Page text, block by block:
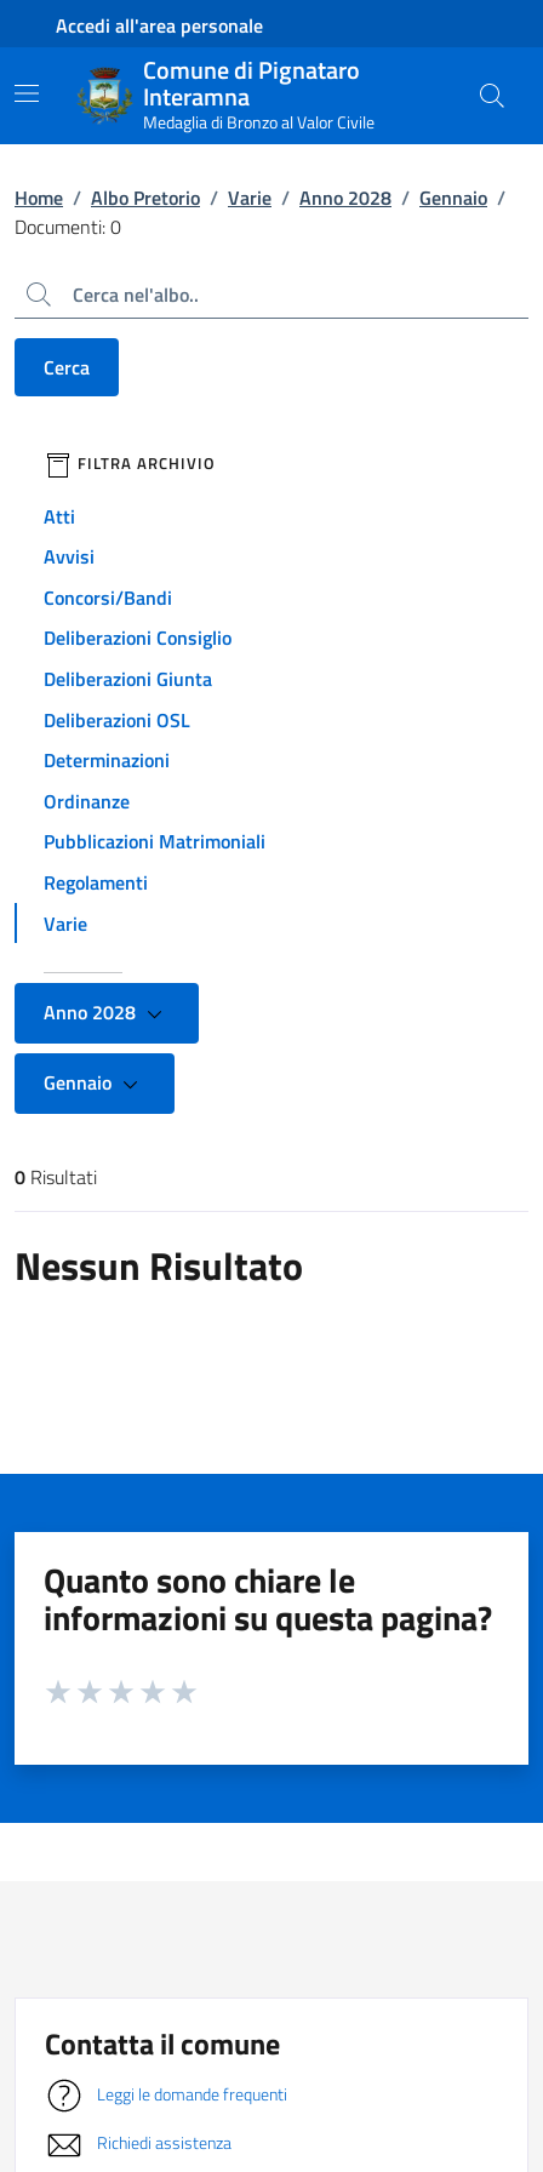
Contenuto principale
Piede di paginaAccedi all'area personale
Comune di Pignataro
Interamna
Medaglia di Bronzo al Valor Civile
Home / Albo Pretorio / Varie / Anno 2028 / Gennaio /
Documenti: 0
Cerca
Cerca
filtri da applicare
FILTRA ARCHIVIO
Atti
Avvisi
Concorsi/Bandi
Deliberazioni Consiglio
Deliberazioni Giunta
Deliberazioni OSL
Determinazioni
Ordinanze
Pubblicazioni Matrimoniali
Regolamenti
Varie
Anno 2028
Gennaio
Risultati di ricerca
0 Risultati
Nessun Risultato
Quanto sono chiare le
informazioni su questa pagina?
Valuta da 1 a 5 stelle la pagina
Contatta il comune
Leggi le domande frequenti
Richiedi assistenza